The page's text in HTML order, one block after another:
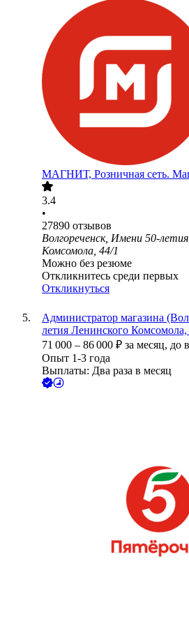
МАГНИТ, Розничная сеть.
3.4
•
27890 отзывов
Волгореченск, Имени 50-
Комсомола, 44/1
Можно без резюме
Откликнитесь среди первых
Откликнуться
Администратор магазина
летия Ленинского Комсомола,
71 000 – 86 000 ₽ за месяц, до
Опыт 1-3 года
Выплаты: Два раза в месяц